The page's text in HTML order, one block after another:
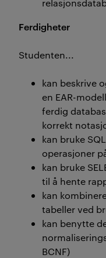
Ferdigheter
Studenten...
kan beskrive
en EAR-
ferdig
korrekt
kan bruke
operasjoner
kan bruke
til å hente
kan
tabeller ved
kan benytte
BCNF)